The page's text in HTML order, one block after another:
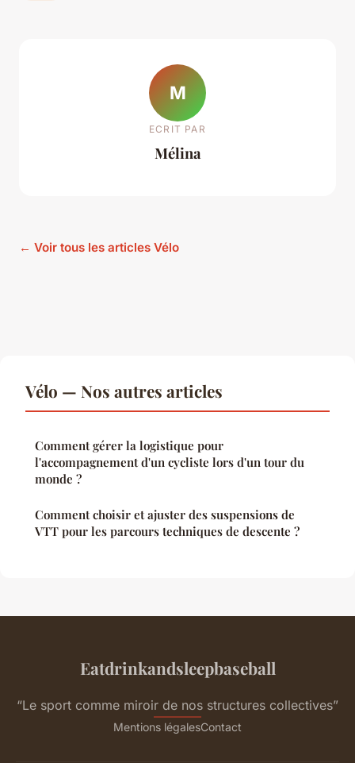
M
ECRIT PAR
Mélina
← Voir tous les articles Vélo
Vélo — Nos autres articles
Comment gérer la logistique pour
l'accompagnement d'un cycliste lors d'un tour du
monde ?
Comment choisir et ajuster des suspensions de
VTT pour les parcours techniques de descente ?
Eatdrinkandsleepbaseball
“Le sport comme miroir de nos structures collectives”
Mentions légalesContact